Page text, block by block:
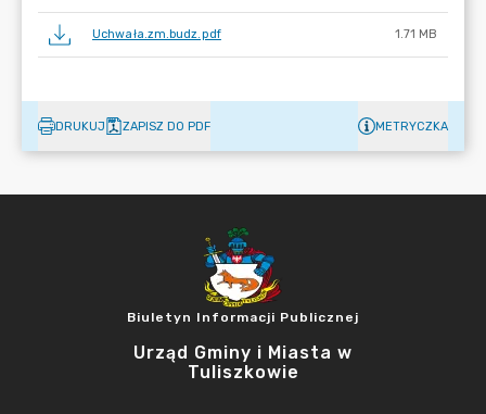
Uchwała.zm.budz.pdf 1.71 MB
DRUKUJ ZAPISZ DO PDF METRYCZKA
Biuletyn Informacji Publicznej
Urząd Gminy i Miasta w
Tuliszkowie